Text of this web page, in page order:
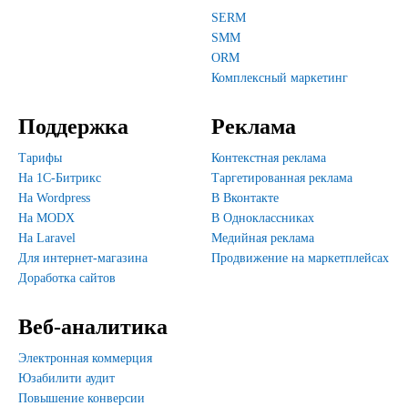
SERM
SMM
ORM
Комплексный маркетинг
Поддержка
Тарифы
На 1С-Битрикс
На Wordpress
На MODX
На Laravel
Для интернет-магазина
Доработка сайтов
Веб-аналитика
Электронная коммерция
Юзабилити аудит
Повышение конверсии
Реклама
Контекстная реклама
Таргетированная реклама
В Вконтакте
В Одноклассниках
Медийная реклама
Продвижение на маркетплейсах